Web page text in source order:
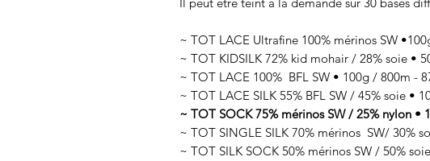
~ TOT LACE Ultrafine 100% mérinos SW
~ TOT KIDSILK 72% kid mohair / 28% soie •
~ TOT LACE 100% BFL SW • 100g / 800m -
~ TOT LACE SILK 55% BFL SW / 45% soie •
~ TOT SOCK 75% mérinos SW / 25% nylon •
~ TOT SINGLE SILK 70% mérinos SW/ 30%
~ TOT SILK SOCK 50% mérinos SW / 50%